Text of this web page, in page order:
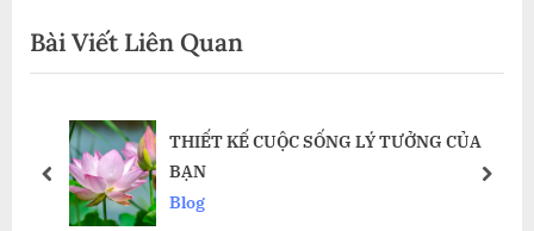
viết
o
u
o
t
P
t
Bài Viết Liên Quan
THIẾT KẾ CUỘC SỐNG LÝ TƯỞNG CỦA
BẠN
Blog
prev next